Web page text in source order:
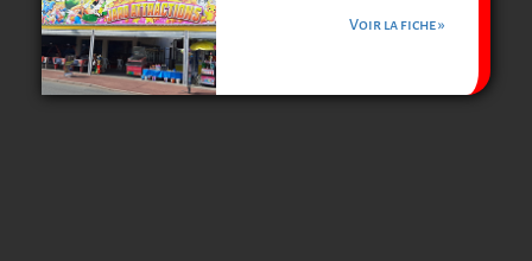
Voir la fiche »